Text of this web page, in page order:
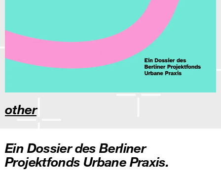
other
Ein Dossier des Berliner
Projektfonds Urbane Praxis.